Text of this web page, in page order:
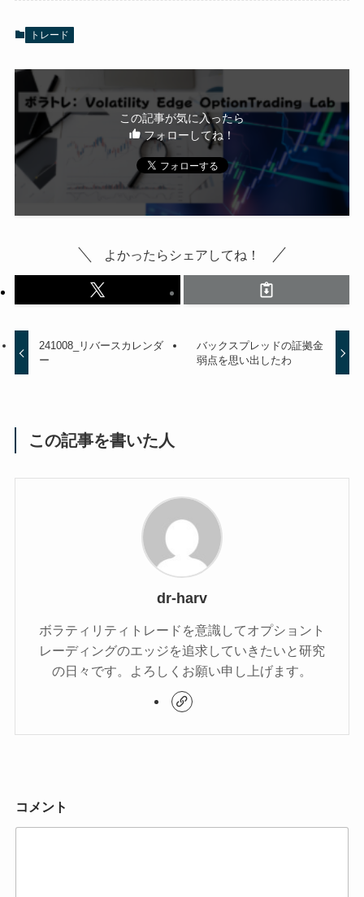
トレード
この記事が気に入ったら
フォローしてね！
よかったらシェアしてね！
241008_リバースカレンダ
ー
バックスプレッドの証拠金
弱点を思い出したわ
この記事を書いた人
dr-harv
ボラティリティトレードを意識してオプショント
レーディングのエッジを追求していきたいと研究
の日々です。よろしくお願い申し上げます。
コメント